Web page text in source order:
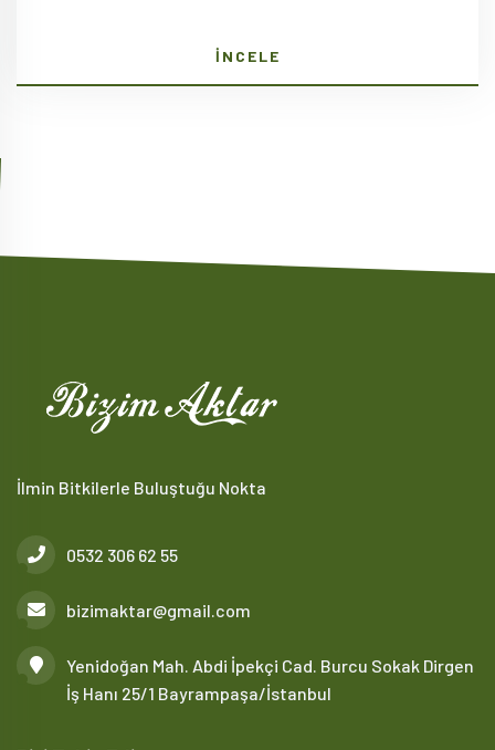
İNCELE
İlmin Bitkilerle Buluştuğu Nokta
0532 306 62 55
bizimaktar@gmail.com
Yenidoğan Mah. Abdi İpekçi Cad. Burcu Sokak Dirgen
İş Hanı 25/1 Bayrampaşa/İstanbul